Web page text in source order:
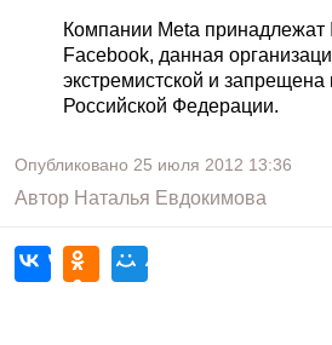
Компании Meta принадлежат
Facebook, данная
экстремистской и запрещена
Российской Федерации.
Опубликовано 25 июля 2012 13:36
Автор Наталья Евдокимова